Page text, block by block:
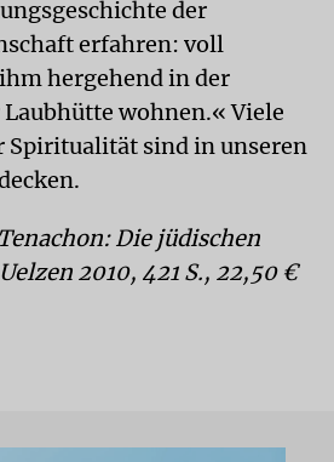
der
erfahren: voll
hergehend in der
wohnen.« Viele
Spiritualität sind in unseren
Die jüdischen
2010, 421 S., 22,50 €